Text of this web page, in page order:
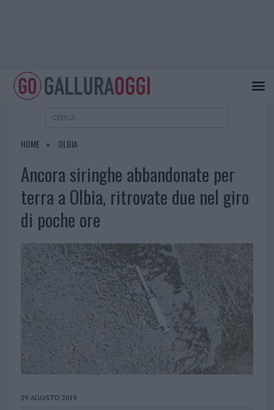
HOME OLBIA
Ancora siringhe abbandonate per
terra a Olbia, ritrovate due nel giro
di poche ore
29 AGOSTO 2019